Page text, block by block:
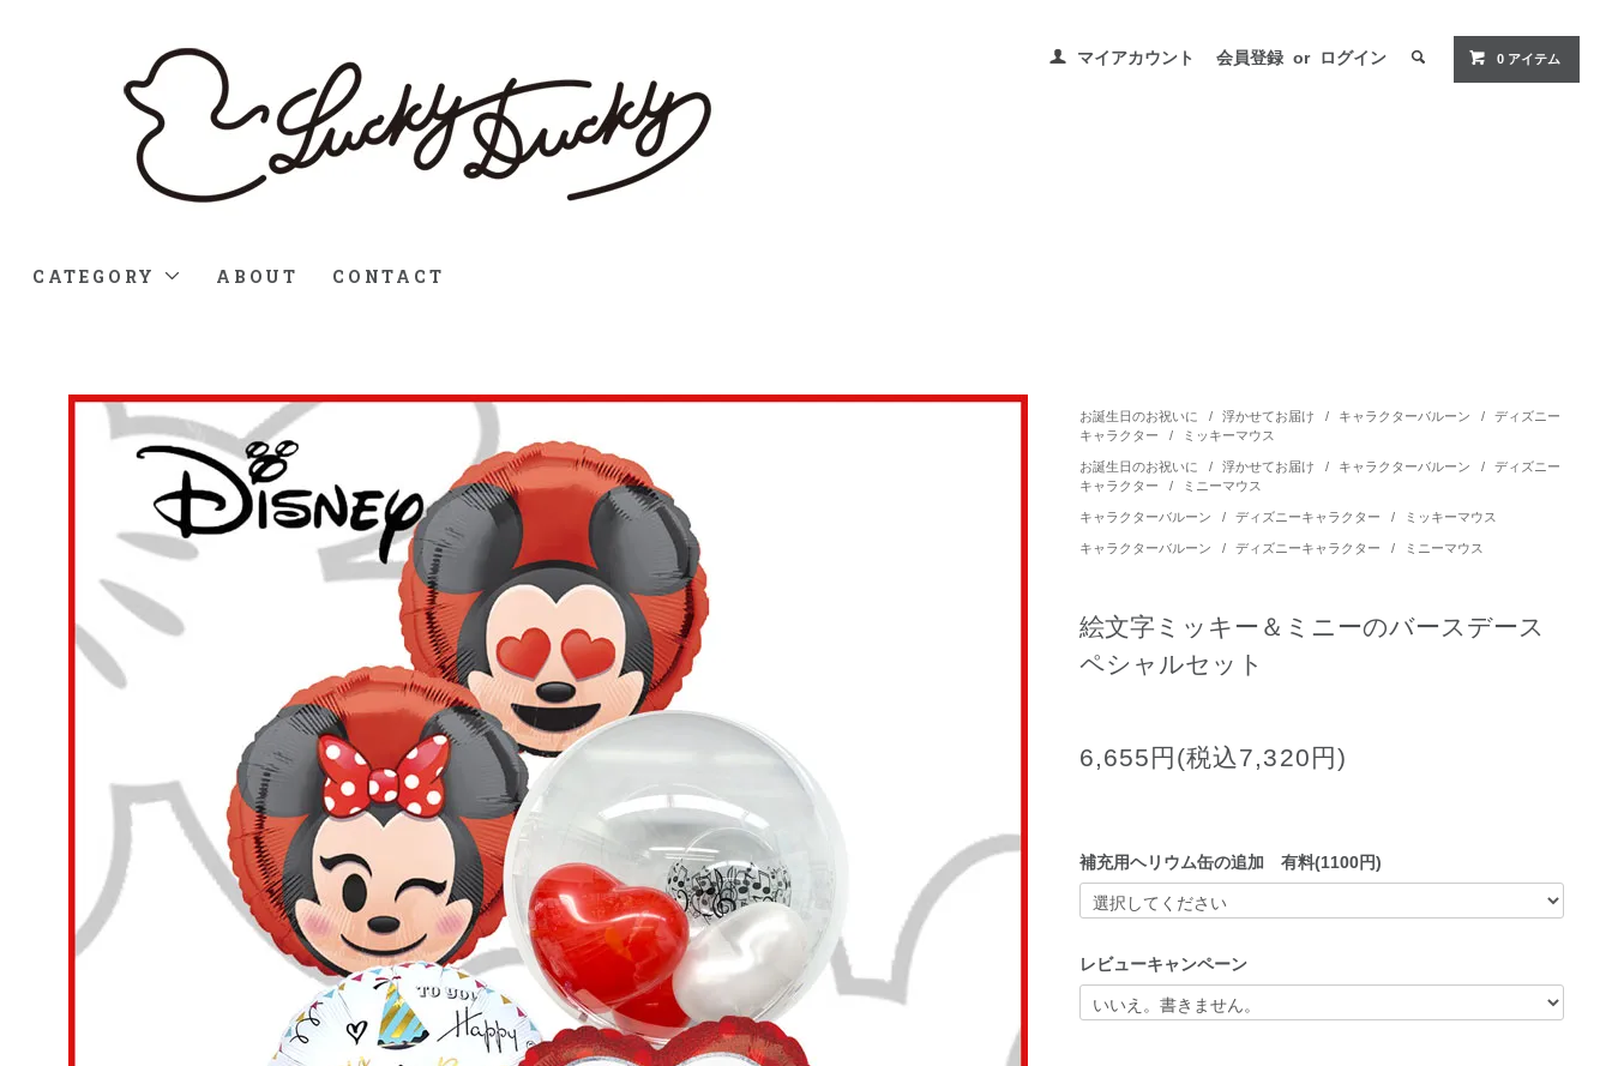
マイアカウント 会員登録 or ログイン 0 アイテム
CATEGORY ABOUT CONTACT
お誕生日のお祝いに / 浮かせてお届け / キャラクターバルーン /
ディズニー
キャラクター
/ ミッキーマウス
お誕生日のお祝いに / 浮かせてお届け / キャラクターバルーン /
ディズニー
キャラクター
/ ミニーマウス
キャラクターバルーン / ディズニーキャラクター / ミッキーマウス
キャラクターバルーン / ディズニーキャラクター / ミニーマウス
絵文字ミッキー＆ミニーのバースデース
ペシャルセット
6,655円(税込7,320円)
補充用ヘリウム缶の追加 有料(1100円)
レビューキャンペーン